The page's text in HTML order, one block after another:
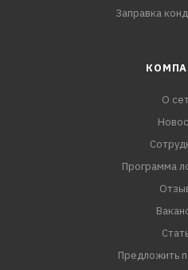
Заправка
О
Программа
Предложить